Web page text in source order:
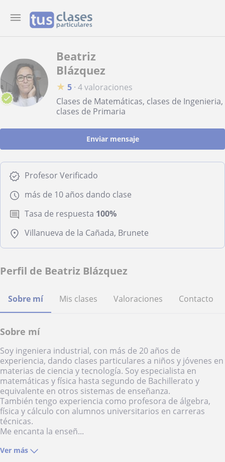
Beatriz
Blázquez
★ 5 · 4 valoraciones
Clases de Matemáticas, clases de Ingenieria,
clases de Primaria
Enviar mensaje
Profesor Verificado
más de 10 años dando clase
Tasa de respuesta 100%
Villanueva de la Cañada, Brunete
Perfil de Beatriz Blázquez
Sobre mí Mis clases Valoraciones Contacto
Sobre mí
Soy ingeniera industrial, con más de 20 años de
experiencia, dando clases particulares a niños y jóvenes en
materias de ciencia y tecnología. Soy especialista en
matemáticas y física hasta segundo de Bachillerato y
equivalente en otros sistemas de enseñanza.
También tengo experiencia como profesora de álgebra,
física y cálculo con alumnos universitarios en carreras
técnicas.
Me encanta la enseñ...
Ver más